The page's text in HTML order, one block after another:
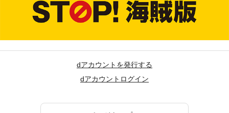
dアカウントを発行する
dアカウントログイン